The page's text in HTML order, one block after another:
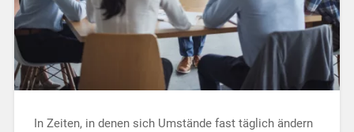
In Zeiten, in denen sich Umstände fast täglich ändern